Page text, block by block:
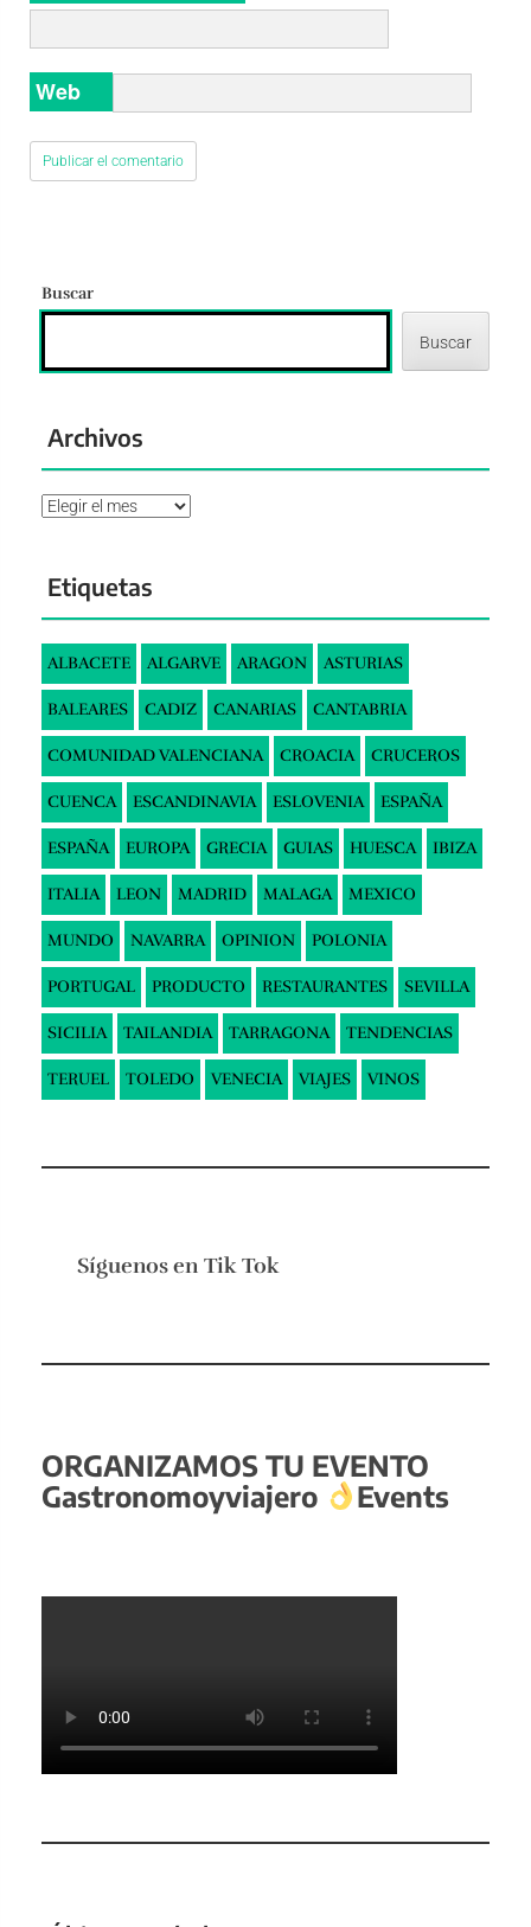
Web
Buscar
Buscar
Archivos
Archivos
Etiquetas
ALBACETE ALGARVE ARAGON ASTURIAS
BALEARES CADIZ CANARIAS CANTABRIA
COMUNIDAD VALENCIANA CROACIA CRUCEROS
CUENCA ESCANDINAVIA ESLOVENIA ESPAÑA
ESPAÑA EUROPA GRECIA GUIAS HUESCA IBIZA
ITALIA LEON MADRID MALAGA MEXICO
MUNDO NAVARRA OPINION POLONIA
PORTUGAL PRODUCTO RESTAURANTES SEVILLA
SICILIA TAILANDIA TARRAGONA TENDENCIAS
TERUEL TOLEDO VENECIA VIAJES VINOS
Síguenos en Tik Tok
ORGANIZAMOS TU EVENTO
Gastronomoyviajero
Events